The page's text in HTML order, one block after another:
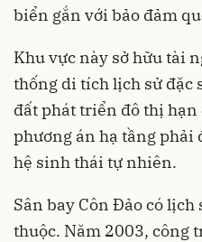
biển gắn với bảo đảm
Khu vực này sở hữu tài
thống di tích lịch sử đặc
đất phát triển đô thị hạn
phương án hạ tầng phải
hệ sinh thái tự nhiên.
Sân bay Côn Đảo có
thuộc. Năm 2003, công